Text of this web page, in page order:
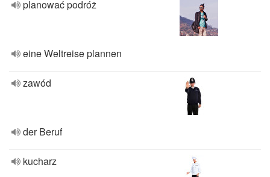
planować podróż
eine Weltreise plannen
zawód
der Beruf
kucharz